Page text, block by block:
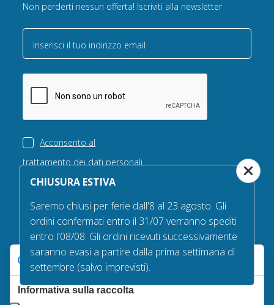
Non perderti nessun offerta! Iscriviti alla newsletter
Inserisci il tuo indirizzo email
Acconsento al
trattamento dei dati personali
Acconsento all'invio di
ISCRIVITI
Internazionali
CHIUSURA ESTIVA
Saremo chiusi per ferie dall'8 al 23 agosto. Gli
ordini confermati entro il 31/07 verranno spediti
entro l'08/08. Gli ordini ricevuti successivamente
saranno evasi a partire dalla prima settimana di
settembre (salvo imprevisti).
Le tue preferenze relative alla privacy
Informativa sulla raccolta